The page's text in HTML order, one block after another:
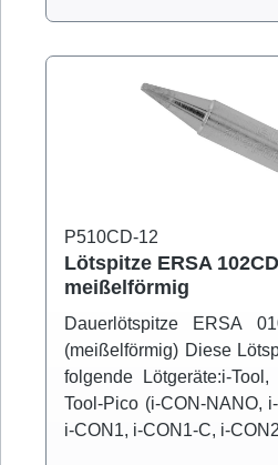
P510CD-12
Lötspitze ERSA
meißelförmig
Dauerlötspitze ERSA
(meißelförmig) Diese
folgende Lötgeräte:i-
Tool-Pico (i-CON-NANO,
i-CON1, i-CON1-C, i-